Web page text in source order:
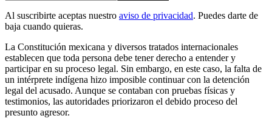
Al suscribirte aceptas nuestro aviso de privacidad. Puedes darte de
baja cuando quieras.
La Constitución mexicana y diversos tratados internacionales
establecen que toda persona debe tener derecho a entender y
participar en su proceso legal. Sin embargo, en este caso, la falta de
un intérprete indígena hizo imposible continuar con la detención
legal del acusado. Aunque se contaban con pruebas físicas y
testimonios, las autoridades priorizaron el debido proceso del
presunto agresor.